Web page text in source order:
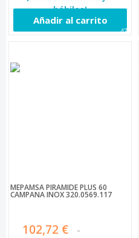
hábiles!
Añadir al carrito
479
MEPAMSA PIRÁMIDE PLUS 60
CAMPANA INOX 320.0569.117
102,72 €